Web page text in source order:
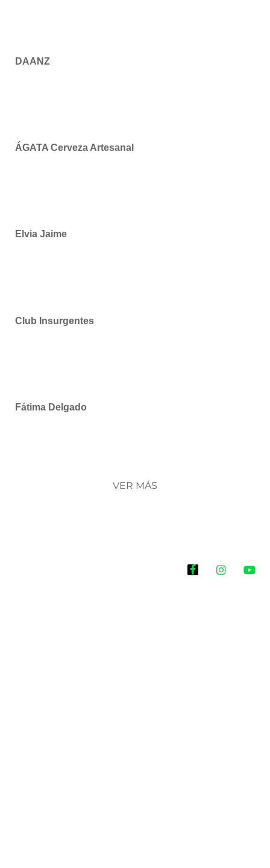
DAANZ
ÁGATA Cerveza Artesanal
Elvia Jaime
Club Insurgentes
Fátima Delgado
VER MÁS